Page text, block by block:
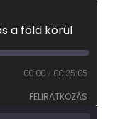
a föld körül
00:00 / 00:35:05
FELIRATKOZÁS